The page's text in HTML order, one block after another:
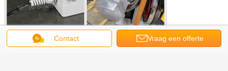
Contact Vraag een offerte